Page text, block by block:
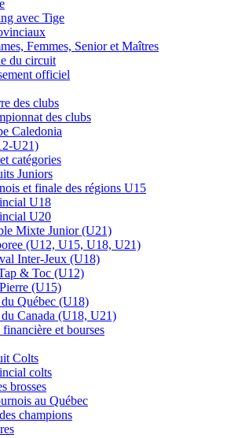
avec Tige
Femmes, Senior et Maîtres
du circuit
officiel
des clubs
des clubs
Caledonia
U21)
catégories
Juniors
et finale des régions U15
U18
U20
Mixte Junior (U21)
(U12, U15, U18, U21)
Inter-Jeux (U18)
& Toc (U12)
(U15)
Québec (U18)
du Canada (U18, U21)
et bourses
Colts
colts
brosses
au Québec
champions